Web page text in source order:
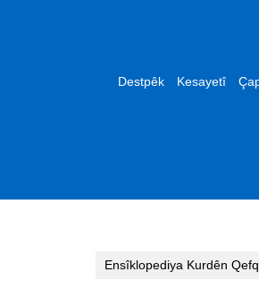
Destpêk Kesayetî
Ensîklopediya Kurdên